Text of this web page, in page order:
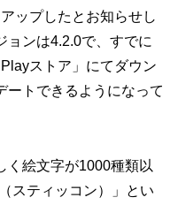
ップしたとお知らせし
ョンは4.2.0で、すでに
ストア」にてダウン
ートできるようになって
く絵文字が1000種類以
スティッコン）」とい